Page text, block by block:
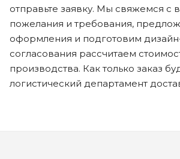
отправьте заявку. Мы свяжемся с
пожелания и требования,
оформления и подготовим
согласования рассчитаем
производства. Как только заказ
логистический департамент